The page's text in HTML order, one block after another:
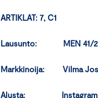
ARTIKLAT: 7, C1
Lausunto: MEN 41/
Markkinoija: Vilma
Alusta: Instagram